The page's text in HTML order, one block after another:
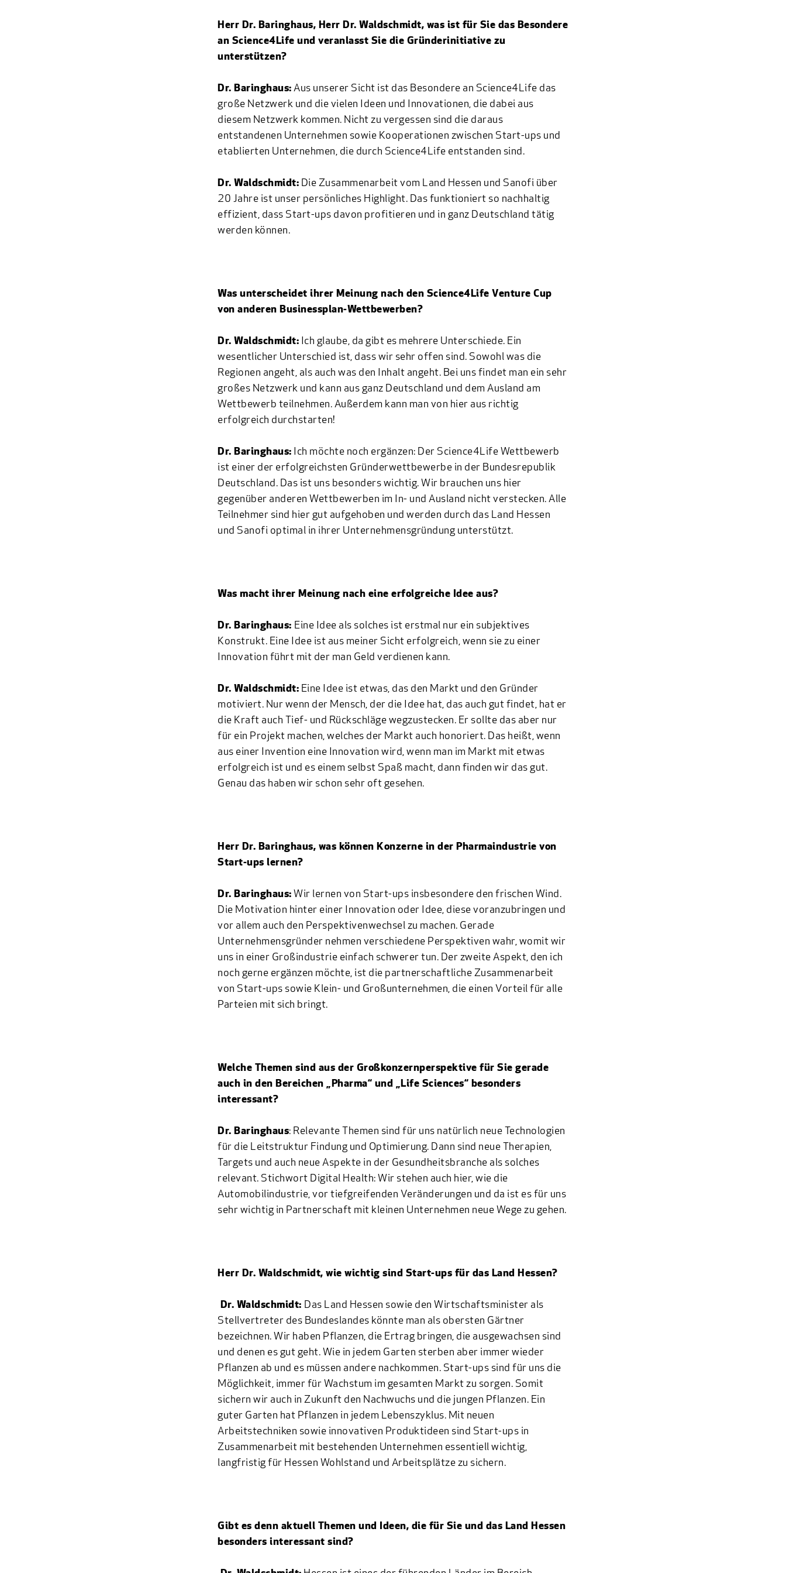
Herr Dr. Baringhaus, Herr Dr. Waldschmidt, was ist für Sie das Besondere
an Science4Life und veranlasst Sie die Gründerinitiative zu
unterstützen?
Dr. Baringhaus: Aus unserer Sicht ist das Besondere an Science4Life das
große Netzwerk und die vielen Ideen und Innovationen, die dabei aus
diesem Netzwerk kommen. Nicht zu vergessen sind die daraus
entstandenen Unternehmen sowie Kooperationen zwischen Start-ups und
etablierten Unternehmen, die durch Science4Life entstanden sind.
Dr. Waldschmidt: Die Zusammenarbeit vom Land Hessen und Sanofi über
20 Jahre ist unser persönliches Highlight. Das funktioniert so nachhaltig
effizient, dass Start-ups davon profitieren und in ganz Deutschland tätig
werden können.
Was unterscheidet ihrer Meinung nach den Science4Life Venture Cup
von anderen Businessplan-Wettbewerben?
Dr. Waldschmidt: Ich glaube, da gibt es mehrere Unterschiede. Ein
wesentlicher Unterschied ist, dass wir sehr offen sind. Sowohl was die
Regionen angeht, als auch was den Inhalt angeht. Bei uns findet man ein sehr
großes Netzwerk und kann aus ganz Deutschland und dem Ausland am
Wettbewerb teilnehmen. Außerdem kann man von hier aus richtig
erfolgreich durchstarten!
Dr. Baringhaus: Ich möchte noch ergänzen: Der Science4Life Wettbewerb
ist einer der erfolgreichsten Gründerwettbewerbe in der Bundesrepublik
Deutschland. Das ist uns besonders wichtig. Wir brauchen uns hier
gegenüber anderen Wettbewerben im In- und Ausland nicht verstecken. Alle
Teilnehmer sind hier gut aufgehoben und werden durch das Land Hessen
und Sanofi optimal in ihrer Unternehmensgründung unterstützt.
Was macht ihrer Meinung nach eine erfolgreiche Idee aus?
Dr. Baringhaus: Eine Idee als solches ist erstmal nur ein subjektives
Konstrukt. Eine Idee ist aus meiner Sicht erfolgreich, wenn sie zu einer
Innovation führt mit der man Geld verdienen kann.
Dr. Waldschmidt: Eine Idee ist etwas, das den Markt und den Gründer
motiviert. Nur wenn der Mensch, der die Idee hat, das auch gut findet, hat er
die Kraft auch Tief- und Rückschläge wegzustecken. Er sollte das aber nur
für ein Projekt machen, welches der Markt auch honoriert. Das heißt, wenn
aus einer Invention eine Innovation wird, wenn man im Markt mit etwas
erfolgreich ist und es einem selbst Spaß macht, dann finden wir das gut.
Genau das haben wir schon sehr oft gesehen.
Herr Dr. Baringhaus, was können Konzerne in der Pharmaindustrie von
Start-ups lernen?
Dr. Baringhaus: Wir lernen von Start-ups insbesondere den frischen Wind.
Die Motivation hinter einer Innovation oder Idee, diese voranzubringen und
vor allem auch den Perspektivenwechsel zu machen. Gerade
Unternehmensgründer nehmen verschiedene Perspektiven wahr, womit wir
uns in einer Großindustrie einfach schwerer tun. Der zweite Aspekt, den ich
noch gerne ergänzen möchte, ist die partnerschaftliche Zusammenarbeit
von Start-ups sowie Klein- und Großunternehmen, die einen Vorteil für alle
Parteien mit sich bringt.
Welche Themen sind aus der Großkonzernperspektive für Sie gerade
auch in den Bereichen „Pharma“ und „Life Sciences“ besonders
interessant?
Dr. Baringhaus: Relevante Themen sind für uns natürlich neue Technologien
für die Leitstruktur Findung und Optimierung. Dann sind neue Therapien,
Targets und auch neue Aspekte in der Gesundheitsbranche als solches
relevant. Stichwort Digital Health: Wir stehen auch hier, wie die
Automobilindustrie, vor tiefgreifenden Veränderungen und da ist es für uns
sehr wichtig in Partnerschaft mit kleinen Unternehmen neue Wege zu gehen.
Herr Dr. Waldschmidt, wie wichtig sind Start-ups für das Land Hessen?
Dr. Waldschmidt: Das Land Hessen sowie den Wirtschaftsminister als
Stellvertreter des Bundeslandes könnte man als obersten Gärtner
bezeichnen. Wir haben Pflanzen, die Ertrag bringen, die ausgewachsen sind
und denen es gut geht. Wie in jedem Garten sterben aber immer wieder
Pflanzen ab und es müssen andere nachkommen. Start-ups sind für uns die
Möglichkeit, immer für Wachstum im gesamten Markt zu sorgen. Somit
sichern wir auch in Zukunft den Nachwuchs und die jungen Pflanzen. Ein
guter Garten hat Pflanzen in jedem Lebenszyklus. Mit neuen
Arbeitstechniken sowie innovativen Produktideen sind Start-ups in
Zusammenarbeit mit bestehenden Unternehmen essentiell wichtig,
langfristig für Hessen Wohlstand und Arbeitsplätze zu sichern.
Gibt es denn aktuell Themen und Ideen, die für Sie und das Land Hessen
besonders interessant sind?